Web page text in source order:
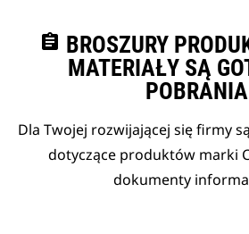
assignment BROSZURY
MATERIAŁY SĄ
Dla Twojej rozwijającej się firmy
dotyczące produktów marki
dokumenty